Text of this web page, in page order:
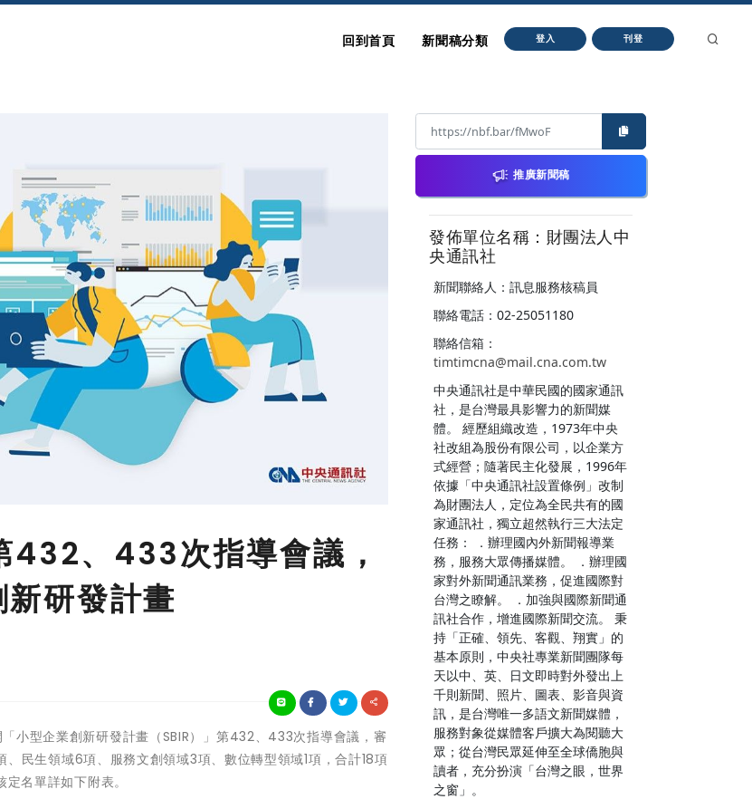
回到首頁 新聞稿分類 登入 刊登
432、433次指導會議，
研發計畫
型企業創新研發計畫（SBIR）」第432、433次指導會議，審
民生領域6項、服務文創領域3項、數位轉型領域1項，合計18項
名單詳如下附表。
推廣新聞稿
發佈單位名稱：財團法人中
央通訊社
新聞聯絡人：訊息服務核稿員
聯絡電話：02-25051180
聯絡信箱：
timtimcna@mail.cna.com.tw
中央通訊社是中華民國的國家通訊
社，是台灣最具影響力的新聞媒
體。 經歷組織改造，1973年中央
社改組為股份有限公司，以企業方
式經營；隨著民主化發展，1996年
依據「中央通訊社設置條例」改制
為財團法人，定位為全民共有的國
家通訊社，獨立超然執行三大法定
任務： ．辦理國內外新聞報導業
務，服務大眾傳播媒體。 ．辦理國
家對外新聞通訊業務，促進國際對
台灣之瞭解。 ．加強與國際新聞通
訊社合作，增進國際新聞交流。 秉
持「正確、領先、客觀、翔實」的
基本原則，中央社專業新聞團隊每
天以中、英、日文即時對外發出上
千則新聞、照片、圖表、影音與資
訊，是台灣唯一多語文新聞媒體，
服務對象從媒體客戶擴大為閱聽大
眾；從台灣民眾延伸至全球僑胞與
讀者，充分扮演「台灣之眼，世界
之窗」。